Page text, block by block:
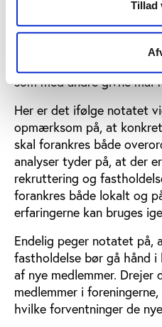
Tillad
ønsker at sikre maksimalt
målet med en event er at
eller mere deltagelse i en
som med andre givne mål
Her er det ifølge notatet
opmærksom på, at
skal forankres både
analyser tyder på, at der
rekruttering og
forankres både lokalt og
erfaringerne kan bruges
Endelig peger notatet på,
fastholdelse bør gå hånd
af nye medlemmer.
medlemmer i
hvilke forventninger de